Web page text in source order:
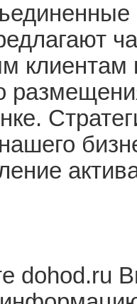
клиентам
dohod.ru